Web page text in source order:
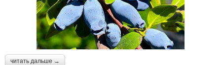
читать дальше →